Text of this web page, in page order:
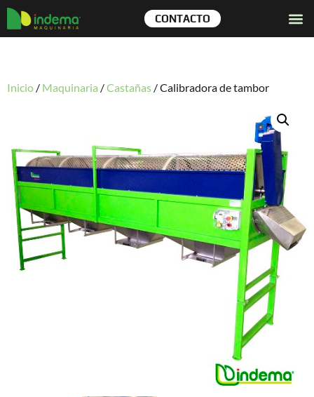
CONTACTO
Inicio / Maquinaria /Castañas /Calibradora de tambor